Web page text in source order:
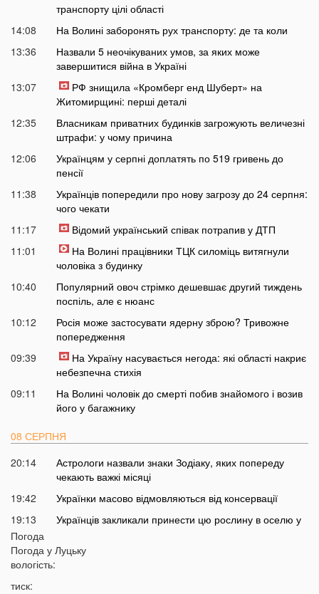
транспорту цілі області
14:08
На Волині заборонять рух транспорту: де та коли
13:36
Назвали 5 неочікуваних умов, за яких може
завершитися війна в Україні
13:07
РФ знищила «Кромберг енд Шуберт» на
Житомирщині: перші деталі
12:35
Власникам приватних будинків загрожують величезні
штрафи: у чому причина
12:06
Українцям у серпні доплатять по 519 гривень до
пенсії
11:38
Українців попередили про нову загрозу до 24 серпня:
чого чекати
11:17
Відомий український співак потрапив у ДТП
11:01
На Волині працівники ТЦК силоміць витягнули
чоловіка з будинку
10:40
Популярний овоч стрімко дешевшає другий тиждень
поспіль, але є нюанс
10:12
Росія може застосувати ядерну зброю? Тривожне
попередження
09:39
На Україну насувається негода: які області накриє
небезпечна стихія
09:11
На Волині чоловік до смерті побив знайомого і возив
його у багажнику
08 СЕРПНЯ
20:14
Астрологи назвали знаки Зодіаку, яких попереду
чекають важкі місяці
19:42
Українки масово відмовляються від консервації
19:13
Українців закликали принести цю рослину в оселю у
18:41
Мороз чи аномальне тепло: якою буде зима в Україні
Погода
Погода у Луцьку
вологість:
тиск: